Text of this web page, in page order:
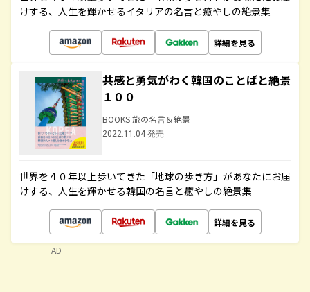
けする、人生を輝かせるイタリアの名言と癒やしの絶景集
詳細を見る
共感と勇気がわく韓国のことばと絶景
１００
BOOKS 旅の名言＆絶景
2022.11.04 発売
世界を４０年以上歩いてきた「地球の歩き方」があなたにお届
けする、人生を輝かせる韓国の名言と癒やしの絶景集
詳細を見る
AD